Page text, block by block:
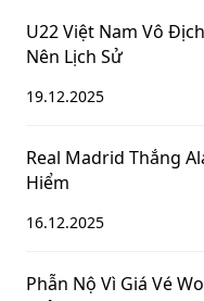
U22 Việt Nam Vô
Nên Lịch Sử
19.12.2025
Real Madrid Thắng
Hiểm
16.12.2025
Phẫn Nộ Vì Giá Vé